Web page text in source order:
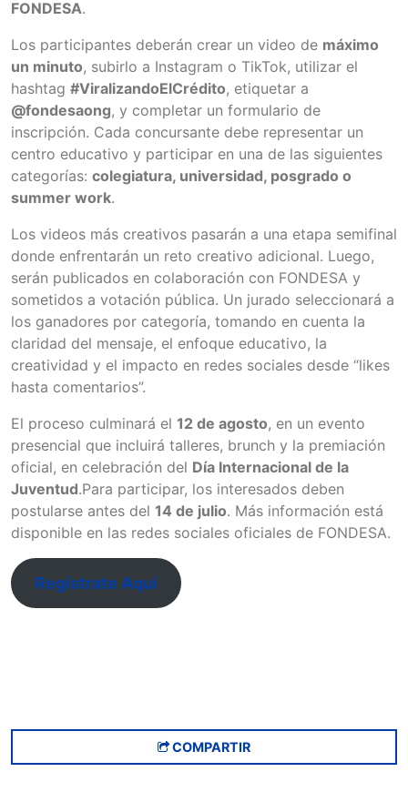
FONDESA.
Los participantes deberán crear un video de máximo
un minuto, subirlo a Instagram o TikTok, utilizar el
hashtag #ViralizandoElCrédito, etiquetar a
@fondesaong, y completar un formulario de
inscripción. Cada concursante debe representar un
centro educativo y participar en una de las siguientes
categorías: colegiatura, universidad, posgrado o
summer work.
Los videos más creativos pasarán a una etapa semifinal
donde enfrentarán un reto creativo adicional. Luego,
serán publicados en colaboración con FONDESA y
sometidos a votación pública. Un jurado seleccionará a
los ganadores por categoría, tomando en cuenta la
claridad del mensaje, el enfoque educativo, la
creatividad y el impacto en redes sociales desde “likes
hasta comentarios”.
El proceso culminará el 12 de agosto, en un evento
presencial que incluirá talleres, brunch y la premiación
oficial, en celebración del Día Internacional de la
Juventud.Para participar, los interesados deben
postularse antes del 14 de julio. Más información está
disponible en las redes sociales oficiales de FONDESA.
Regístrate Aquí
COMPARTIR